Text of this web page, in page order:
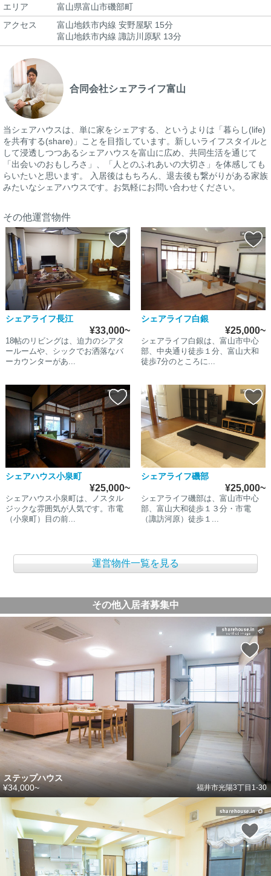
エリア
富山県富山市磯部町
アクセス
富山地鉄市内線 安野屋駅 15分
富山地鉄市内線 諏訪川原駅 13分
合同会社シェアライフ富山
当シェアハウスは、単に家をシェアする、というよりは「暮らし(life)
を共有する(share)」ことを目指しています。新しいライフスタイルと
して浸透しつつあるシェアハウスを富山に広め、共同生活を通じて
「出会いのおもしろさ」、「人とのふれあいの大切さ」を体感しても
らいたいと思います。 入居後はもちろん、退去後も繋がりがある家族
みたいなシェアハウスです。お気軽にお問い合わせください。
その他運営物件
シェアライフ長江
¥33,000~
18帖のリビングは、迫力のシアタ
ールームや、シックでお洒落なバ
ーカウンターがあ...
シェアライフ白銀
¥25,000~
シェアライフ白銀は、富山市中心
部、中央通り徒歩１分、富山大和
徒歩7分のところに...
シェアハウス小泉町
¥25,000~
シェアハウス小泉町は、ノスタル
ジックな雰囲気が人気です。市電
（小泉町）目の前...
シェアライフ磯部
¥25,000~
シェアライフ磯部は、富山市中心
部、富山大和徒歩１３分・市電
（諏訪河原）徒歩１...
運営物件一覧を見る
その他入居者募集中
ステップハウス
福井市光陽3丁目1-30
¥34,000~